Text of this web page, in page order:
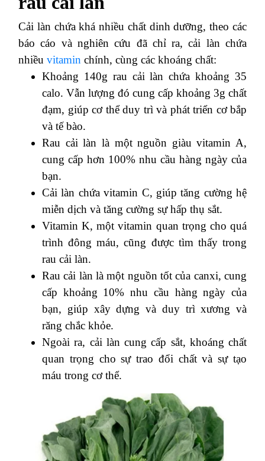
Cải làn chứa khá nhiều chất dinh dưỡng, theo các
báo cáo và nghiên cứu đã chỉ ra, cải làn chứa
nhiều vitamin chính, cùng các khoáng chất:
Khoảng 140g rau cải làn chứa khoảng 35
calo. Vẫn lượng đó cung cấp khoảng 3g chất
đạm, giúp cơ thể duy trì và phát triển cơ bắp
và tế bào.
Rau cải làn là một nguồn giàu vitamin A,
cung cấp hơn 100% nhu cầu hàng ngày của
bạn.
Cải làn chứa vitamin C, giúp tăng cường hệ
miễn dịch và tăng cường sự hấp thụ sắt.
Vitamin K, một vitamin quan trọng cho quá
trình đông máu, cũng được tìm thấy trong
rau cải làn.
Rau cải làn là một nguồn tốt của canxi, cung
cấp khoảng 10% nhu cầu hàng ngày của
bạn, giúp xây dựng và duy trì xương và
răng chắc khỏe.
Ngoài ra, cải làn cung cấp sắt, khoáng chất
quan trọng cho sự trao đổi chất và sự tạo
máu trong cơ thể.